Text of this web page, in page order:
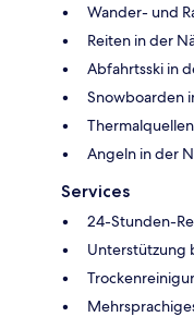
Wander- und
Reiten in der
Abfahrtsski in
Snowboarden
Angeln in der
Services
24-Stunden-
Unterstützung